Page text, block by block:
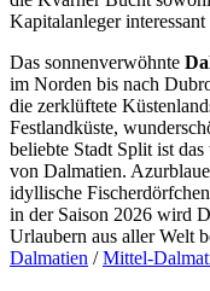
Kapitalanleger interessant
Das sonnenverwöhnte
im Norden bis nach
die zerklüftete
Festlandküste,
beliebte Stadt Split ist
von Dalmatien.
idyllische
in der Saison 2026 wird
Urlaubern aus aller Welt
Dalmatien /Mittel-